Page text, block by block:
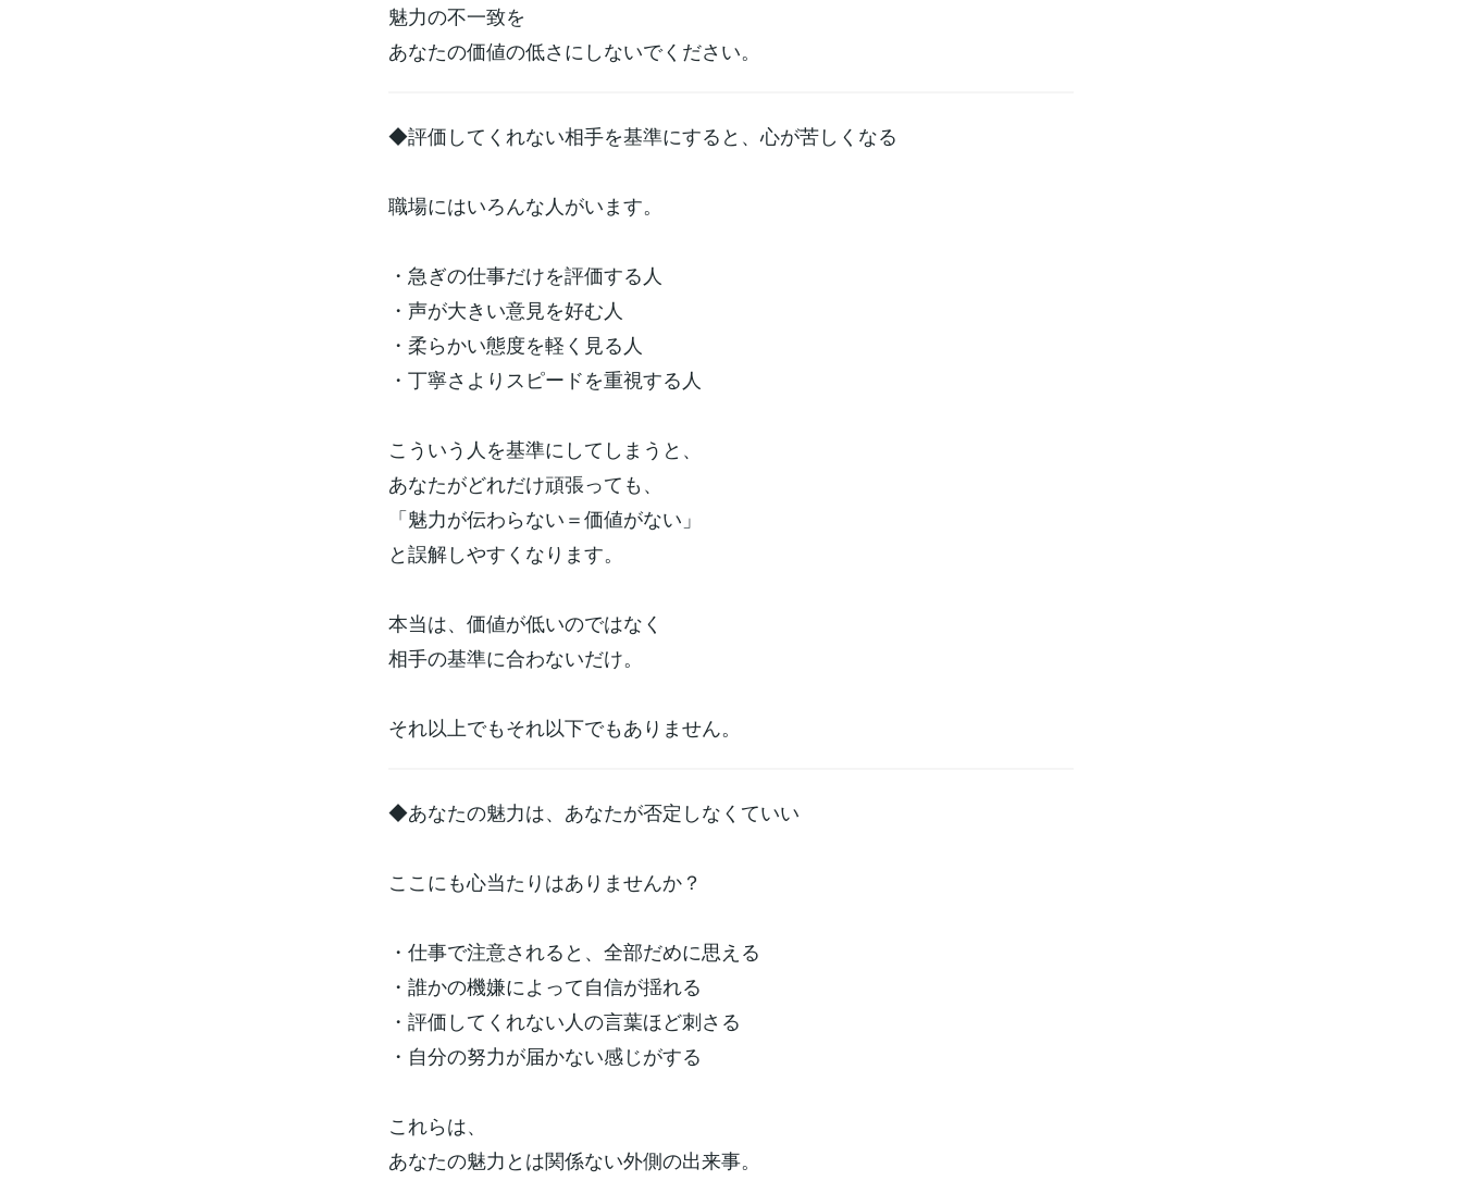
魅力の不一致を
あなたの価値の低さにしないでください。
◆評価してくれない相手を基準にすると、心が苦しくなる
職場にはいろんな人がいます。
・急ぎの仕事だけを評価する人
・声が大きい意見を好む人
・柔らかい態度を軽く見る人
・丁寧さよりスピードを重視する人
こういう人を基準にしてしまうと、
あなたがどれだけ頑張っても、
「魅力が伝わらない＝価値がない」
と誤解しやすくなります。
本当は、価値が低いのではなく
相手の基準に合わないだけ。
それ以上でもそれ以下でもありません。
◆あなたの魅力は、あなたが否定しなくていい
ここにも心当たりはありませんか？
・仕事で注意されると、全部だめに思える
・誰かの機嫌によって自信が揺れる
・評価してくれない人の言葉ほど刺さる
・自分の努力が届かない感じがする
これらは、
あなたの魅力とは関係ない外側の出来事。